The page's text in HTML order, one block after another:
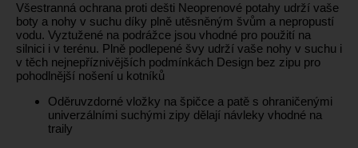
Všestranná ochrana proti dešti Neoprenové potahy udrží vaše
boty a nohy v suchu díky plně utěsněným švům a nepropustí
vodu. Vyztužené na podrážce jsou vhodné pro použití na
silnici i v terénu. Plně podlepené švy udrží vaše nohy v suchu i
v těch nejnepříznivějších podmínkách Design bez zipu pro
pohodlnější nošení u kotníků
Oděruvzdorné vložky na špičce a patě s ohraničenými
univerzálními suchými zipy dělají návleky vhodné na
traily